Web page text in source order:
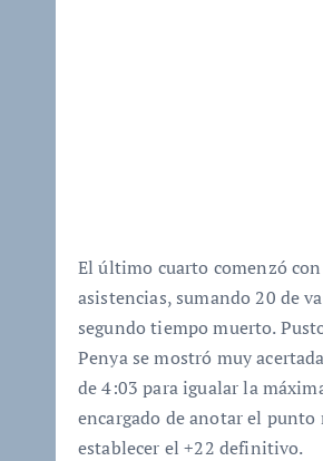
El último cuarto comenzó
asistencias, sumando 20 de
segundo tiempo muerto.
Penya se mostró muy
de 4:03 para igualar la
encargado de anotar el
establecer el +22 definitivo.